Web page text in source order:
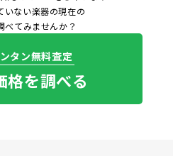
いない楽器の現在の
べてみませんか？
タン無料査定
格を調べる